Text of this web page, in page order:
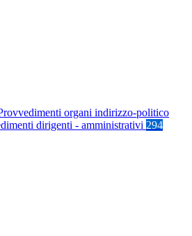
organi indirizzo-politico
dirigenti - amministrativi 294